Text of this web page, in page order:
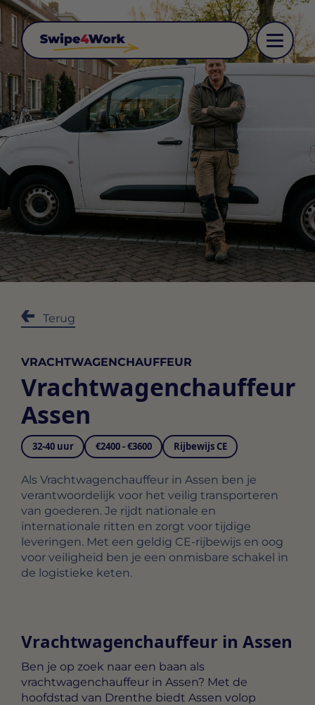
Terug
VRACHTWAGENCHAUFFEUR
Vrachtwagenchauffeur
Assen
32-40 uur €2400 - €3600 Rijbewijs CE
Als Vrachtwagenchauffeur in Assen ben je
verantwoordelijk voor het veilig transporteren
van goederen. Je rijdt nationale en
internationale ritten en zorgt voor tijdige
leveringen. Met een geldig CE-rijbewijs en oog
voor veiligheid ben je een onmisbare schakel in
de logistieke keten.
Vrachtwagenchauffeur in Assen
Ben je op zoek naar een baan als
vrachtwagenchauffeur in Assen? Met de
hoofdstad van Drenthe biedt Assen volop